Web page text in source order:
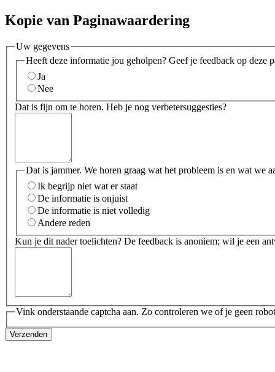
Kopie van Paginawaardering
Uw gegevens
Heeft deze informatie jou geholpen? Geef je feedback op deze
Ja
Nee
Dat is fijn om te horen. Heb je nog verbetersuggesties?
Dat is jammer. We horen graag wat het probleem is en wat we
Ik begrijp niet wat er staat
De informatie is onjuist
De informatie is niet volledig
Andere reden
Kun je dit nader toelichten? De feedback is anoniem; wil je een
Vink onderstaande captcha aan. Zo controleren we of je geen
Verzenden